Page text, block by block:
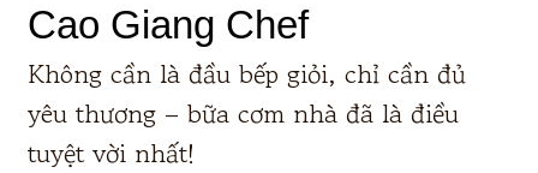
Cao Giang Chef
Không cần là đầu bếp giỏi, chỉ cần đủ
yêu thương – bữa cơm nhà đã là điều
tuyệt vời nhất!